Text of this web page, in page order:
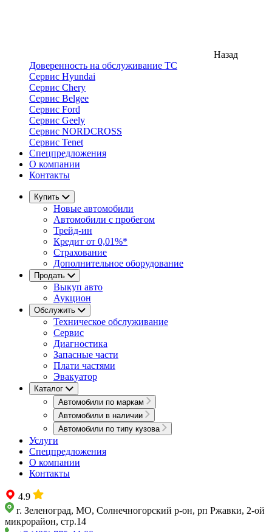
Назад
Доверенность на обслуживание ТС
Сервис Hyundai
Сервис Chery
Сервис Belgee
Сервис Ford
Сервис Geely
Сервис NORDCROSS
Сервис Tenet
Спецпредложения
О компании
Контакты
Купить
Новые автомобили
Автомобили с пробегом
Трейд-ин
Кредит от 0,01%*
Страхование
Дополнительное оборудование
Продать
Выкуп авто
Аукцион
Обслужить
Техническое обслуживание
Сервис
Диагностика
Запасные части
Плати частями
Эвакуатор
Каталог
Автомобили по маркам
Автомобили в наличии
Автомобили по типу кузова
Услуги
Спецпредложения
О компании
Контакты
4.9
г. Зеленоград, МО, Солнечногорский р-он, рп Ржавки, 2-ой
микрорайон, стр.14